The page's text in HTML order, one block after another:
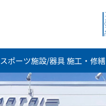
スポーツ施設/器具 施工・修繕